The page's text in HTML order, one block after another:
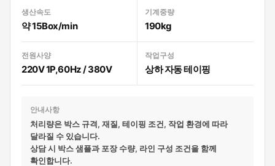
생산속도
약 15Box/min
기계중량
190kg
전원사양
220V 1P,60Hz / 380V
작업구성
상하 자동 테이핑
안내사항
처리량은 박스 규격, 재질, 테이핑 조건, 작업 환경에 따라
달라질 수 있습니다.
상담 시 박스 샘플과 포장 수량, 라인 구성 조건을 함께
확인합니다.